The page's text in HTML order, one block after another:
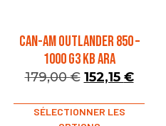
CAN-AM OUTLANDER 850 –
1000 G3 KB Ara
179,00€ 152,15 €
SÉLECTIONNER LES